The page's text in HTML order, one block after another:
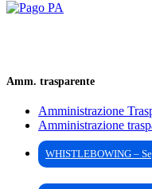
Amm. trasparente
Amministrazione
Amministrazione
WHISTLEBOWING –